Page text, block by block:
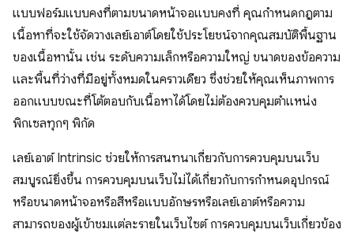
แบบฟอร์มแบบคงที่ตามขนาดหน้าจอแบบคงที่ คุณกําหนดกฎตาม
เนื้อหาที่จะใช้จัดวางเลย์เอาต์โดยใช้ประโยชน์จากคุณสมบัติพื้นฐาน
ของเนื้อหานั้น เช่น ระดับความเล็กหรือความใหญ่ ขนาดของข้อความ
และพื้นที่ว่างที่มีอยู่ทั้งหมดในคราวเดียว ซึ่งช่วยให้คุณเห็นภาพการ
ออกแบบขณะที่โต้ตอบกับเนื้อหาได้โดยไม่ต้องควบคุมตําแหน่ง
พิกเซลทุกๆ พิกัด
เลย์เอาต์ Intrinsic ช่วยให้การสนทนาเกี่ยวกับการควบคุมบนเว็บ
สมบูรณ์ยิ่งขึ้น การควบคุมบนเว็บไม่ได้เกี่ยวกับการกําหนดอุปกรณ์
หรือขนาดหน้าจอหรือสีหรือแบบอักษรหรือเลย์เอาต์หรือความ
สามารถของผู้เข้าชมแต่ละรายในเว็บไซต์ การควบคุมบนเว็บเกี่ยวข้อง